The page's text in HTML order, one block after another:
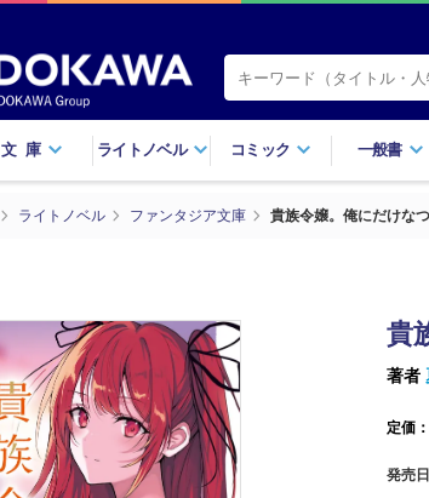
文庫 ライトノベル コミック 一般書
ライトノベル ファンタジア文庫 貴族令嬢。俺にだけな
貴
著者
定価：
発売